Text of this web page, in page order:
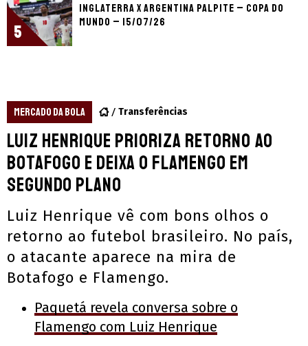
5
Inglaterra x Argentina palpite – Copa do
Mundo – 15/07/26
MERCADO DA BOLA Transferências
Luiz Henrique prioriza retorno ao
Botafogo e deixa o Flamengo em
segundo plano
Luiz Henrique vê com bons olhos o
retorno ao futebol brasileiro. No país,
o atacante aparece na mira de
Botafogo e Flamengo.
Paquetá revela conversa sobre o
Flamengo com Luiz Henrique